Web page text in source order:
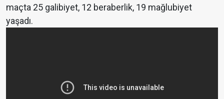
maçta 25 galibiyet, 12 beraberlik, 19 mağlubiyet
yaşadı.